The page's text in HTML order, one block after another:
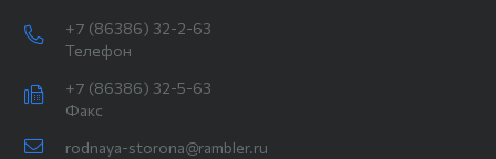
+7 (86386) 32-2-63
Телефон
+7 (86386) 32-5-63
Факс
rodnaya-storona@rambler.ru